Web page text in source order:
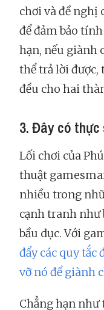
chơi và đề
để đảm bảo
hạn, nếu giành
thể trả lời được,
đều cho hai
3. Đây có thực
Lối chơi của
thuật
nhiều trong
cạnh tranh như
bầu dục. Với
đẩy các quy
vỡ nó để giành
Chẳng hạn như